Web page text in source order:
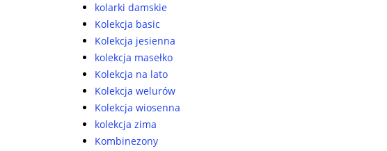
kolarki damskie
Kolekcja basic
Kolekcja jesienna
kolekcja masełko
Kolekcja na lato
Kolekcja welurów
Kolekcja wiosenna
kolekcja zima
Kombinezony